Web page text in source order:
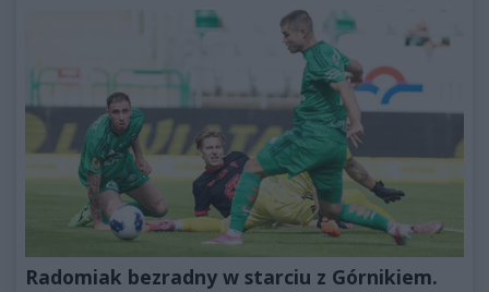
Radomiak bezradny w starciu z Górnikiem.